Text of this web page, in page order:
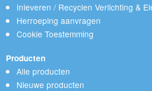
Inleveren / Recyclen Verlichting &
Herroeping aanvragen
Cookie Toestemming
Producten
Alle producten
Nieuwe producten